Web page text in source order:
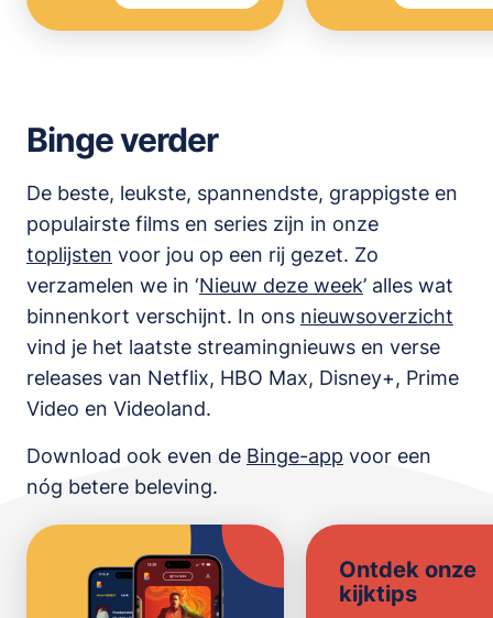
Binge verder
De beste, leukste, spannendste, grappigste en
populairste films en series zijn in onze
toplijsten voor jou op een rij gezet. Zo
verzamelen we in ‘Nieuw deze week’ alles wat
binnenkort verschijnt. In ons nieuwsoverzicht
vind je het laatste streamingnieuws en verse
releases van Netflix, HBO Max, Disney+, Prime
Video en Videoland.
Download ook even de Binge-app voor een
nóg betere beleving.
Ontdek onze
kijktips